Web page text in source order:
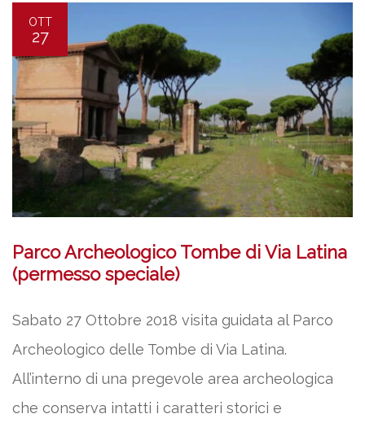
OTT
27
Parco Archeologico Tombe di Via Latina
(permesso speciale)
Sabato 27 Ottobre 2018 visita guidata al Parco
Archeologico delle Tombe di Via Latina.
All’interno di una pregevole area archeologica
che conserva intatti i caratteri storici e